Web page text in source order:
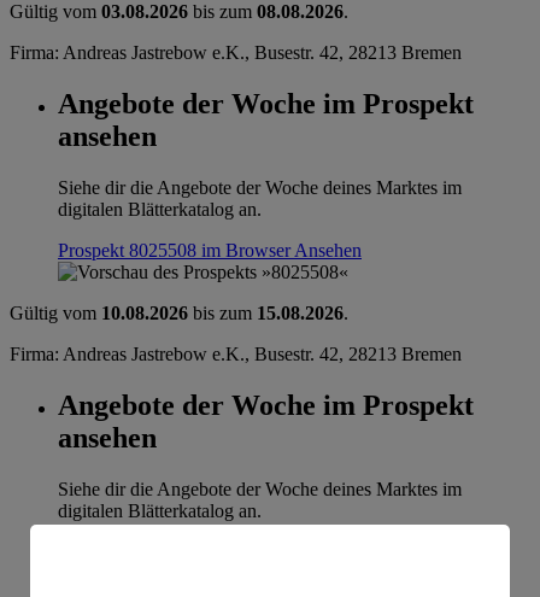
Gültig vom 03.08.2026 bis zum 08.08.2026.
Firma: Andreas Jastrebow e.K., Busestr. 42, 28213 Bremen
Angebote der Woche im Prospekt
ansehen
Siehe dir die Angebote der Woche deines Marktes im
digitalen Blätterkatalog an.
Prospekt 8025508 im BrowserAnsehen
Gültig vom 10.08.2026 bis zum 15.08.2026.
Firma: Andreas Jastrebow e.K., Busestr. 42, 28213 Bremen
Angebote der Woche im Prospekt
ansehen
Siehe dir die Angebote der Woche deines Marktes im
digitalen Blätterkatalog an.